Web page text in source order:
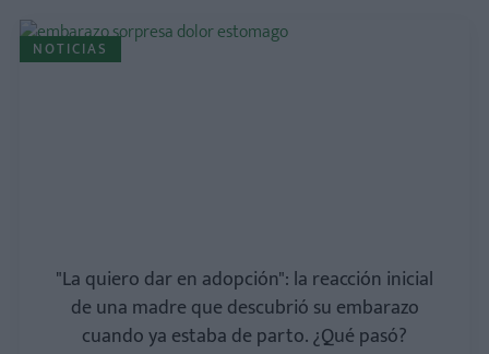
NOTICIAS
"La quiero dar en adopción": la reacción inicial
de una madre que descubrió su embarazo
cuando ya estaba de parto. ¿Qué pasó?